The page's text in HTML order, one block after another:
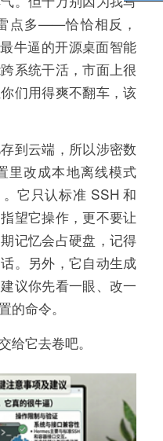
点多——恰恰相反，
牛逼的开源桌面智能
系统干活，市面上很
们用得爽不翻车，该
到云端，所以涉密数
里改成本地离线模式
。它只认标准 SSH 和
望它操作，更不要让
记忆会占硬盘，记得
。另外，它自动生成
议你先看一眼、改一
的命令。
给它去卷吧。